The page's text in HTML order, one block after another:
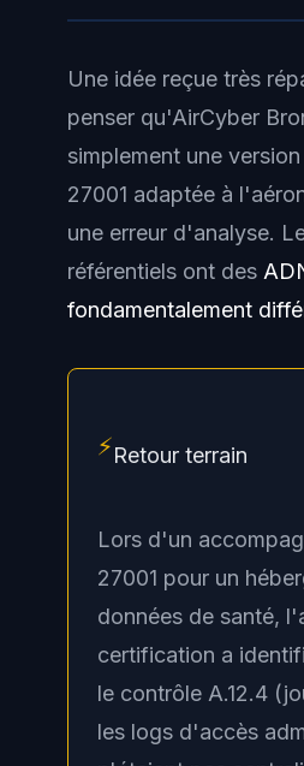
Une idée reçue très
penser qu'AirCyber
simplement une
27001 adaptée à
une erreur d'analyse.
référentiels ont des
fondamentalement
⚡Retour terrain
Lors d'un
27001 pour un
données de santé,
certification a
le contrôle A.12.4
les logs d'accès